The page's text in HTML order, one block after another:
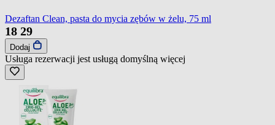
Dezaftan Clean, pasta do mycia zębów w żelu, 75 ml
18 29
Dodaj
Usługa rezerwacji jest usługą domyślną więcej